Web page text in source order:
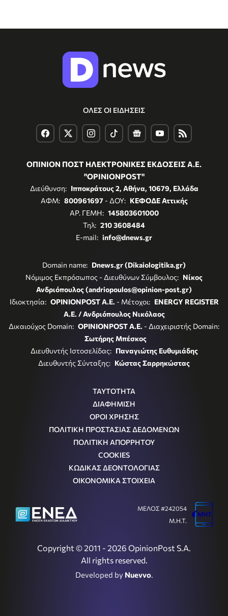
ΟΛΕΣ ΟΙ ΕΙΔΗΣΕΙΣ
ΟΠΙΝΙΟΝ ΠΟΣΤ ΗΛΕΚΤΡΟΝΙΚΕΣ ΕΚΔΟΣΕΙΣ Α.Ε.
"OPINIONPOST"
Διεύθυνση: Ιπποκράτους 2, Αθήνα, 10679, Ελλάδα
ΑΦΜ: 800961697- ΔΟΥ: ΚΕΦΟΔΕ Αττικής
ΑΡ. ΓΕΜΗ: 145803601000
Τηλ: 210 3608484
E-mail: info@dnews.gr
Domain name: Dnews.gr (Dikaiologitika.gr)
Νόμιμος Εκπρόσωπος - Διευθύνων Σύμβουλος: Νίκος
Ανδριόπουλος (andriopoulos@opinion-post.gr)
Ιδιοκτησία: OPINIONPOST A.E. - Μέτοχοι: ENERGY REGISTER
Α.Ε. / Ανδριόπουλος Νικόλαος
Δικαιούχος Domain: OPINIONPOST A.E. - Διαχειριστής Domain:
Σωτήρης Μπέσκος
Διευθυντής Ιστοσελίδας: Παναγιώτης Ευθυμιάδης
Διευθυντής Σύνταξης: Κώστας Σαρρηκώστας
ΤΑΥΤΟΤΗΤΑ
ΔΙΑΦΗΜΙΣΗ
ΟΡΟΙ ΧΡΗΣΗΣ
ΠΟΛΙΤΙΚΗ ΠΡΟΣΤΑΣΙΑΣ ΔΕΔΟΜΕΝΩΝ
ΠΟΛΙΤΙΚΗ ΑΠΟΡΡΗΤΟΥ
COOKIES
ΚΩΔΙΚΑΣ ΔΕΟΝΤΟΛΟΓΙΑΣ
ΟΙΚΟΝΟΜΙΚΑ ΣΤΟΙΧΕΙΑ
Copyright © 2011 - 2026 OpinionPost S.A.
All rights reserved.
Developed by Nuevvo
ΜΕΛΟΣ #242054
Μ.Η.Τ.